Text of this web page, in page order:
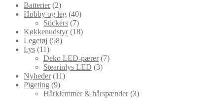
Batterier (2)
Hobby og leg (40)
Stickers (7)
Køkkenudstyr (18)
Legetøj (58)
Lys (11)
Deko LED-pærer (7)
Stearinlys LED (3)
Nyheder (11)
Pigeting (9)
Hårklemmer & hårspænder (3)